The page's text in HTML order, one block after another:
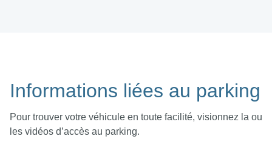
Informations liées au parking
Pour trouver votre véhicule en toute facilité, visionnez la ou
les vidéos d’accès au parking.